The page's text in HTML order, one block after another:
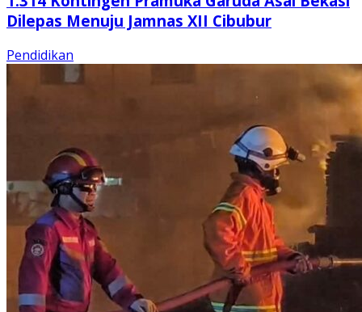
Dilepas Menuju Jamnas XII Cibubur
Pendidikan